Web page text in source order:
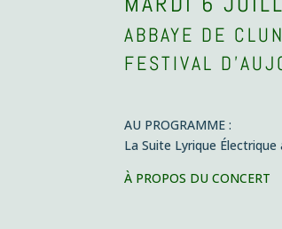
ABBAYE DE
FESTIVAL
AU PROGRAMME :
La Suite Lyrique
À PROPOS DU CONCERT